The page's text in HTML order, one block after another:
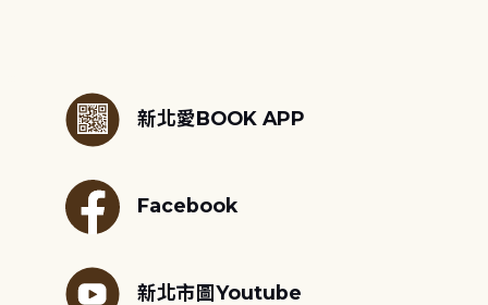
新北愛BOOK APP
Facebook
新北市圖Youtube